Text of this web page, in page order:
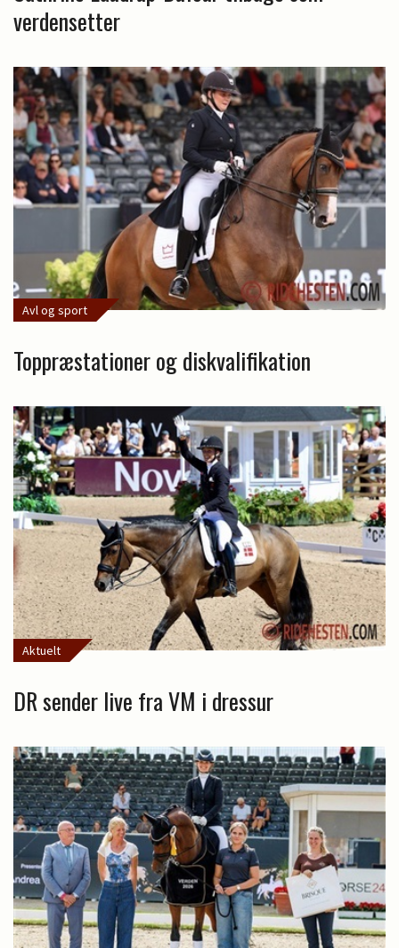
verdensetter
Avl og sport
Toppræstationer og diskvalifikation
Aktuelt
DR sender live fra VM i dressur